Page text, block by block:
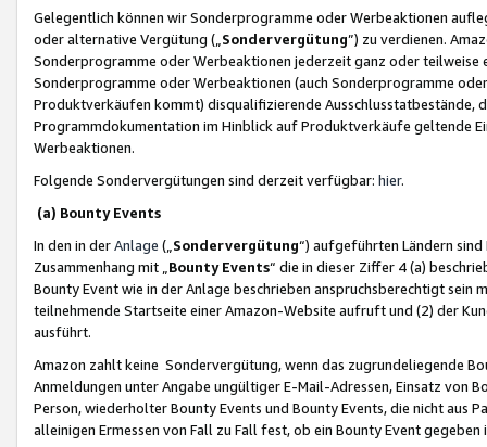
Gelegentlich können wir Sonderprogramme oder Werbeaktionen
oder alternative Vergütung („ Sondervergütung”) zu verdienen.
Sonderprogramme oder Werbeaktionen jederzeit ganz oder
Sonderprogramme oder Werbeaktionen (auch Sonderprogramme
Produktverkäufen kommt) disqualifizierende Ausschlusstatbestände,
Programmdokumentation im Hinblick auf Produktverkäufe geltende
Werbeaktionen.
Folgende Sondervergütungen sind derzeit verfügbar: hier.
(a) Bounty Events
In den in derAnlage („ Sondervergütung“) aufgeführten Ländern
Zusammenhang mit „ Bounty Events“ die in dieser Ziffer 4 (a)
Bounty Event wie in der Anlage beschrieben anspruchsberechtigt sein
teilnehmende Startseite einer Amazon-Website aufruft und (2) der
ausführt.
Amazon zahlt keine Sondervergütung, wenn das zugrundeliegende
Anmeldungen unter Angabe ungültiger E-Mail-Adressen, Einsatz von
Person, wiederholter Bounty Events und Bounty Events, die nicht
alleinigen Ermessen von Fall zu Fall fest, ob ein Bounty Event